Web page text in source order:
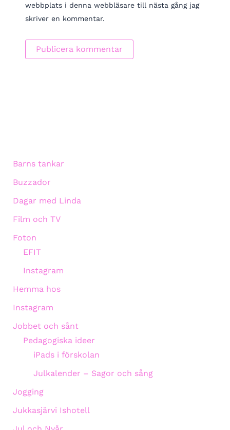
webbplats i denna webbläsare till nästa gång jag
skriver en kommentar.
Barns tankar
Buzzador
Dagar med Linda
Film och TV
Foton
EFIT
Instagram
Hemma hos
Instagram
Jobbet och sånt
Pedagogiska ideer
iPads i förskolan
Julkalender – Sagor och sång
Jogging
Jukkasjärvi Ishotell